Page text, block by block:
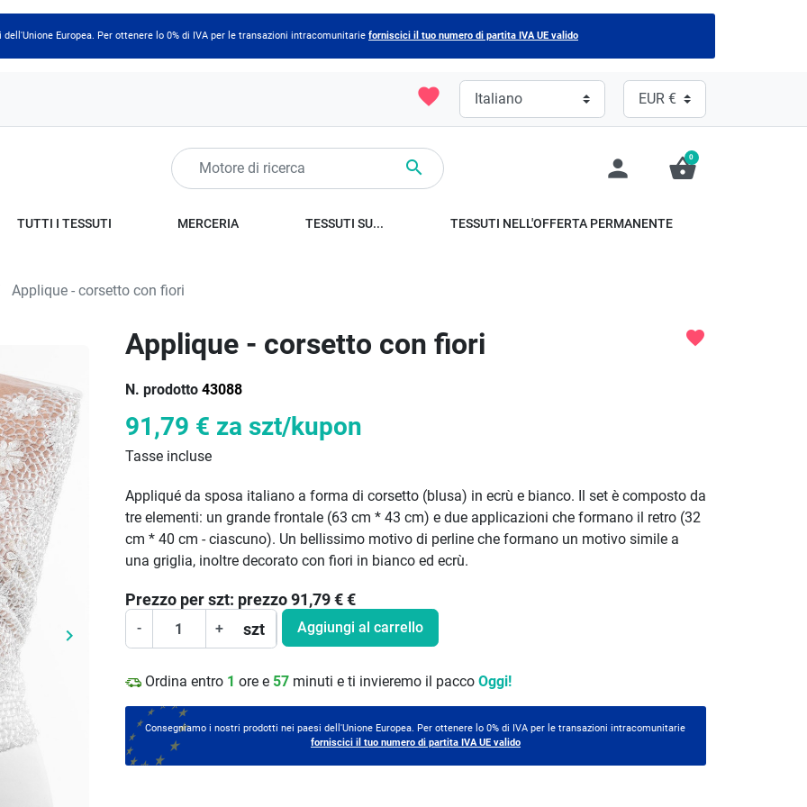
Europea. Per ottenere lo 0% di IVA per le transazioni intracomunitarie forniscici il tuo numero di partita IVA UE valido
favorite
 person shopping_basket
0
TUTTI I TESSUTI MERCERIA TESSUTI SU... TESSUTI NELL'OFFERTA PERMANENTE
Applique - corsetto con fiori
Prossimo
keyboard_arrow_right
Applique - corsetto con fiori
N. prodotto 43088
favorite
91,79 € za szt/kupon
Tasse incluse
Appliqué da sposa italiano a forma di corsetto (blusa) in ecrù e bianco. Il set è composto da
tre elementi: un grande frontale (63 cm * 43 cm) e due applicazioni che formano il retro (32
cm * 40 cm - ciascuno). Un bellissimo motivo di perline che formano un motivo simile a
una griglia, inoltre decorato con fiori in bianco ed ecrù.
Prezzo perszt: prezzo 91,79 €€
- + szt Aggiungi al carrello
Ordina entro 1 ore e 57 minuti e ti invieremo il pacco Oggi!
Consegniamo i nostri prodotti nei paesi dell'Unione Europea. Per ottenere lo 0% di IVA per le transazioni intracomunitarie
forniscici il tuo numero di partita IVA UE valido